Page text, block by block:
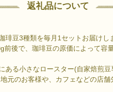
返礼品について
琲豆3種類を毎月1セットお届けし
後で、珈琲豆の原価によって容
ある小さなロースター(自家焙煎豆
元のお客様や、カフェなどの店